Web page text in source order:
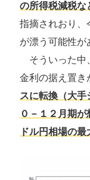
の所得税減税な
指摘されおり、
が漂う可能性が
そういった中
金利の据え置き
スに転換（大手
０－１２月期
ドル円相場の最